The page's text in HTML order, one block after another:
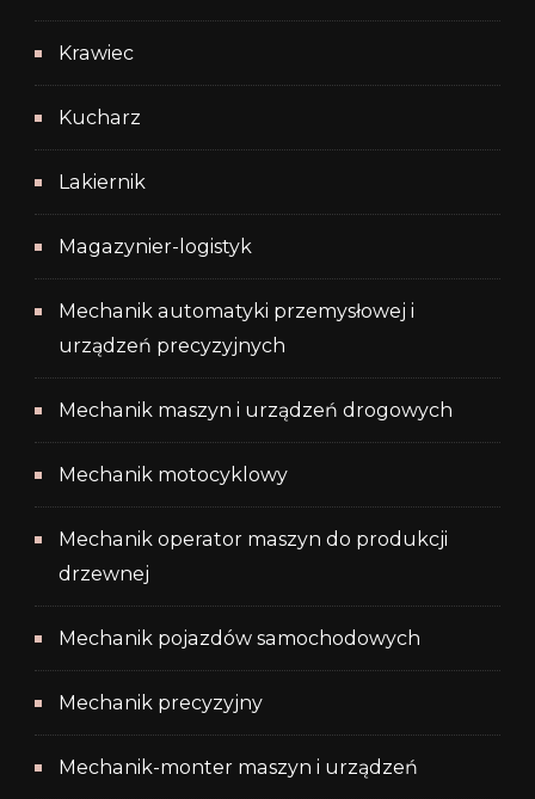
Krawiec
Kucharz
Lakiernik
Magazynier-logistyk
Mechanik automatyki przemysłowej i
urządzeń precyzyjnych
Mechanik maszyn i urządzeń drogowych
Mechanik motocyklowy
Mechanik operator maszyn do produkcji
drzewnej
Mechanik pojazdów samochodowych
Mechanik precyzyjny
Mechanik-monter maszyn i urządzeń